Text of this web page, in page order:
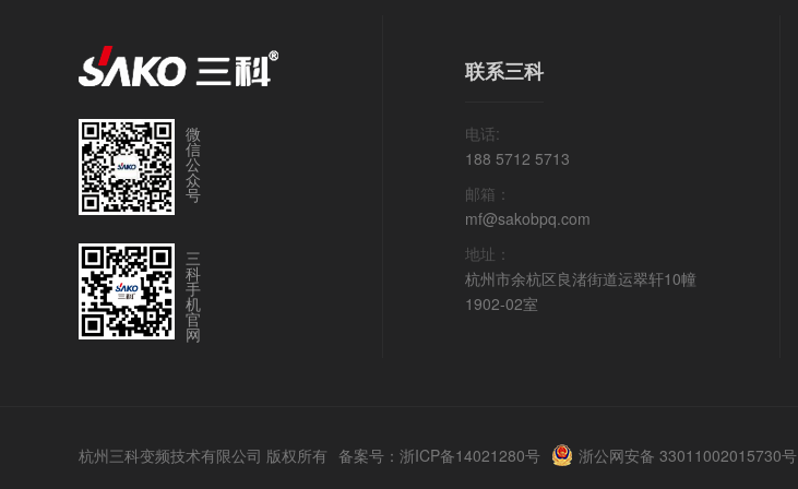
微
信
公
众
号
三
科
手
机
官
网
联系三科
电话:
188 5712 5713
邮箱：
mf@sakobpq.com
地址：
杭州市余杭区良渚街道运翠轩10幢
1902-02室
杭州三科变频技术有限公司 版权所有 备案号： 浙ICP备14021280号 浙公网安备 33011002015730号